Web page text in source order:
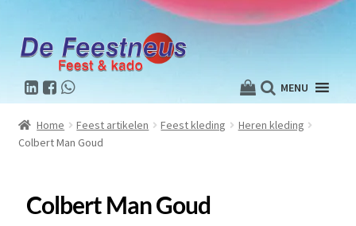
MENU
Home Feest artikelen Feest kleding
Heren kleding
Colbert Man Goud
Colbert Man Goud